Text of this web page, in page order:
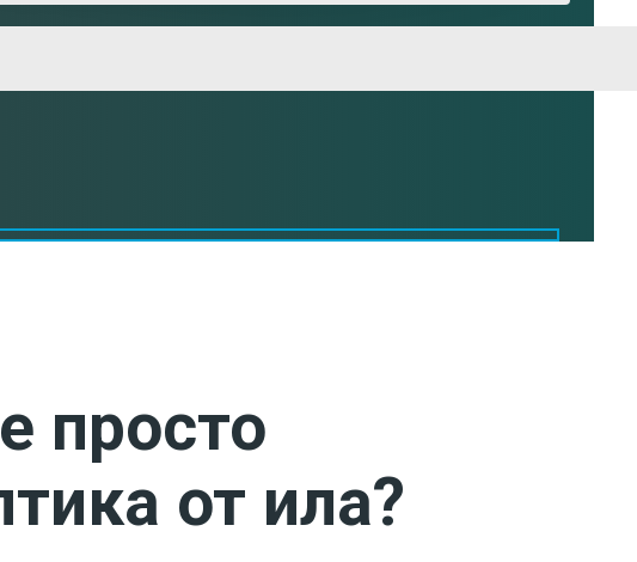
просто
от ила?